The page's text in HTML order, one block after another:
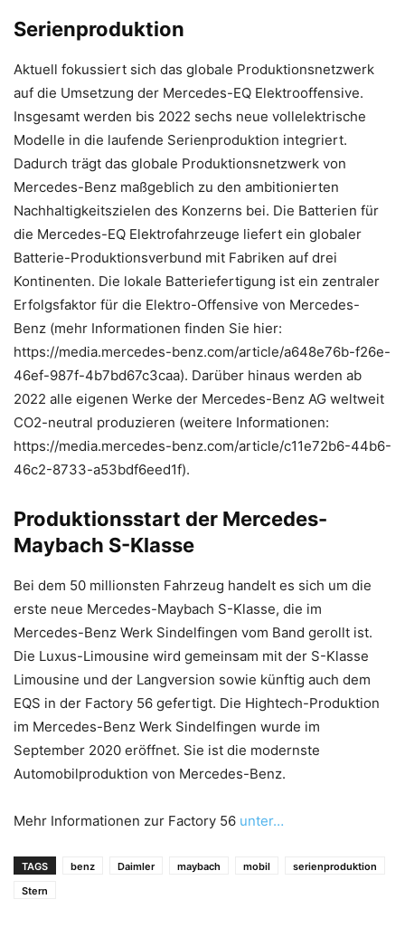
Serienproduktion
Aktuell fokussiert sich das globale Produktionsnetzwerk
auf die Umsetzung der Mercedes-EQ Elektrooffensive.
Insgesamt werden bis 2022 sechs neue vollelektrische
Modelle in die laufende Serienproduktion integriert.
Dadurch trägt das globale Produktionsnetzwerk von
Mercedes-Benz maßgeblich zu den ambitionierten
Nachhaltigkeitszielen des Konzerns bei. Die Batterien für
die Mercedes-EQ Elektrofahrzeuge liefert ein globaler
Batterie-Produktionsverbund mit Fabriken auf drei
Kontinenten. Die lokale Batteriefertigung ist ein zentraler
Erfolgsfaktor für die Elektro-Offensive von Mercedes-
Benz (mehr Informationen finden Sie hier:
https://media.mercedes-benz.com/article/a648e76b-f26e-
46ef-987f-4b7bd67c3caa). Darüber hinaus werden ab
2022 alle eigenen Werke der Mercedes-Benz AG weltweit
CO2-neutral produzieren (weitere Informationen:
https://media.mercedes-benz.com/article/c11e72b6-44b6-
46c2-8733-a53bdf6eed1f).
Produktionsstart der Mercedes-
Maybach S-Klasse
Bei dem 50 millionsten Fahrzeug handelt es sich um die
erste neue Mercedes-Maybach S-Klasse, die im
Mercedes-Benz Werk Sindelfingen vom Band gerollt ist.
Die Luxus-Limousine wird gemeinsam mit der S-Klasse
Limousine und der Langversion sowie künftig auch dem
EQS in der Factory 56 gefertigt. Die Hightech-Produktion
im Mercedes-Benz Werk Sindelfingen wurde im
September 2020 eröffnet. Sie ist die modernste
Automobilproduktion von Mercedes-Benz.
Mehr Informationen zur Factory 56 unter…
TAGS benz Daimler maybach mobil
serienproduktion
Stern